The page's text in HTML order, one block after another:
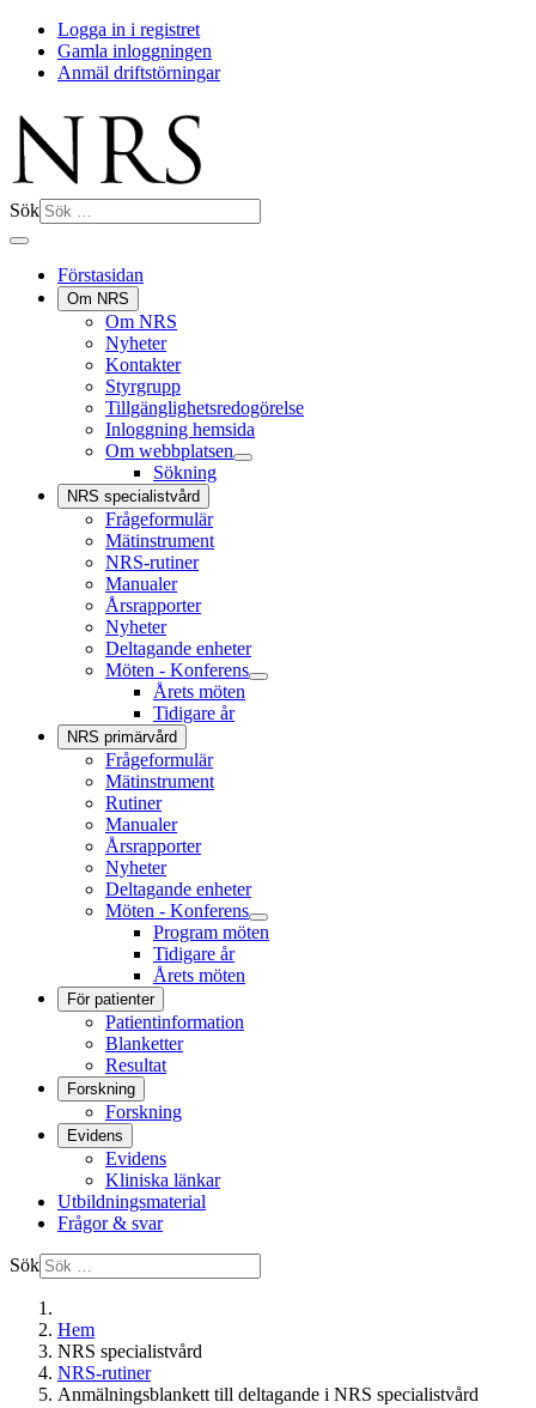
Logga in i registret
Gamla inloggningen
Anmäl driftstörningar
Sök
Förstasidan
Om NRS
Om NRS
Nyheter
Kontakter
Styrgrupp
Tillgänglighetsredogörelse
Inloggning hemsida
Om webbplatsen
Sökning
NRS specialistvård
Frågeformulär
Mätinstrument
NRS-rutiner
Manualer
Årsrapporter
Nyheter
Deltagande enheter
Möten - Konferens
Årets möten
Tidigare år
NRS primärvård
Frågeformulär
Mätinstrument
Rutiner
Manualer
Årsrapporter
Nyheter
Deltagande enheter
Möten - Konferens
Program möten
Tidigare år
Årets möten
För patienter
Patientinformation
Blanketter
Resultat
Forskning
Forskning
Evidens
Evidens
Kliniska länkar
Utbildningsmaterial
Frågor & svar
Sök
Hem
NRS specialistvård
NRS-rutiner
Anmälningsblankett till deltagande i NRS specialistvård